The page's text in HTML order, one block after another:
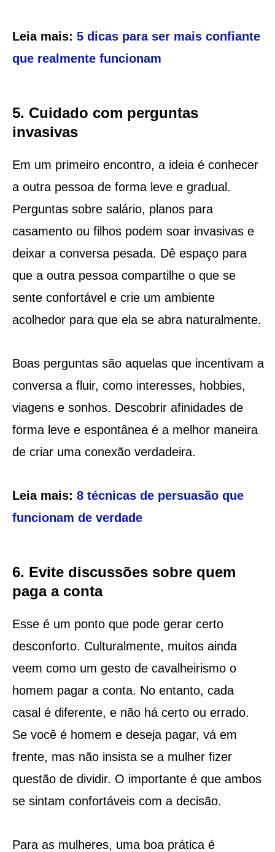
Leia mais: 5 dicas para ser mais confiante
que realmente funcionam
5. Cuidado com perguntas
invasivas
Em um primeiro encontro, a ideia é conhecer
a outra pessoa de forma leve e gradual.
Perguntas sobre salário, planos para
casamento ou filhos podem soar invasivas e
deixar a conversa pesada. Dê espaço para
que a outra pessoa compartilhe o que se
sente confortável e crie um ambiente
acolhedor para que ela se abra naturalmente.
Boas perguntas são aquelas que incentivam a
conversa a fluir, como interesses, hobbies,
viagens e sonhos. Descobrir afinidades de
forma leve e espontânea é a melhor maneira
de criar uma conexão verdadeira.
Leia mais: 8 técnicas de persuasão que
funcionam de verdade
6. Evite discussões sobre quem
paga a conta
Esse é um ponto que pode gerar certo
desconforto. Culturalmente, muitos ainda
veem como um gesto de cavalheirismo o
homem pagar a conta. No entanto, cada
casal é diferente, e não há certo ou errado.
Se você é homem e deseja pagar, vá em
frente, mas não insista se a mulher fizer
questão de dividir. O importante é que ambos
se sintam confortáveis com a decisão.
Para as mulheres, uma boa prática é